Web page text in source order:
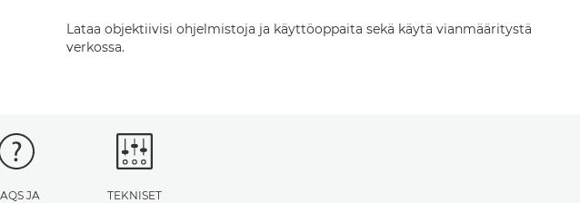
Lataa objektiivisi ohjelmistoja ja käyttöoppaita sekä käytä vianmääritystä
verkossa.
JA
TEKNISET